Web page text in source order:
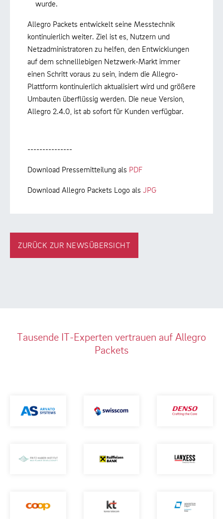
wurde.
Allegro Packets entwickelt seine Messtechnik
kontinuierlich weiter. Ziel ist es, Nutzern und
Netzadministratoren zu helfen, den Entwicklungen
auf dem schnelllebigen Netzwerk-Markt immer
einen Schritt voraus zu sein, indem die Allegro-
Plattform kontinuierlich aktualisiert wird und größere
Umbauten überflüssig werden. Die neue Version,
Allegro 2.4.0, ist ab sofort für Kunden verfügbar.
---------------
Download Pressemitteilung als PDF
Download Allegro Packets Logo als JPG
ZURÜCK ZUR NEWSÜBERSICHT
Tausende IT-Experten vertrauen auf Allegro
Packets